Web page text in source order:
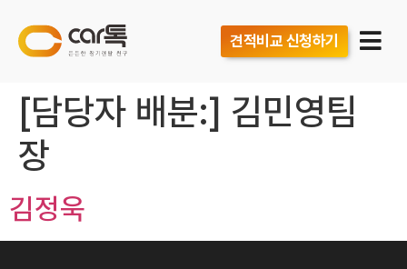
견적비교 신청하기
[담당자 배분:] 김민영팀
장
김정욱